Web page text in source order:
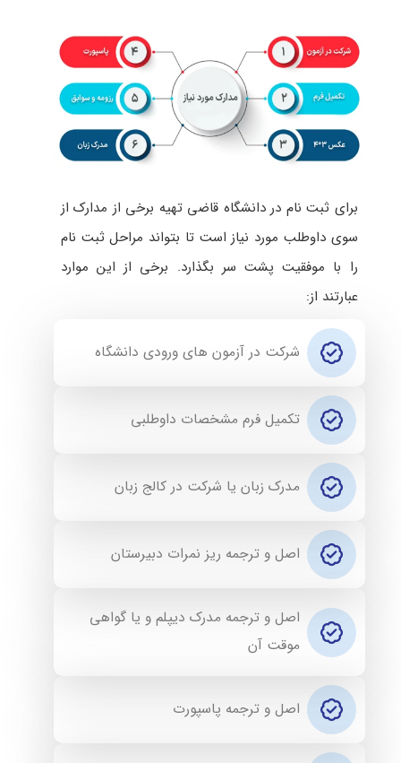
برای ثبت نام در دانشگاه قاضی تهیه برخی از مدارک از
سوی داوطلب مورد نیاز است تا بتواند مراحل ثبت نام
را با موفقیت پشت سر بگذارد. برخی از این موارد
عبارتند از:
شرکت در آزمون های ورودی دانشگاه
تکمیل فرم مشخصات داوطلبی
مدرک زبان یا شرکت در کالج زبان
اصل و ترجمه ریز نمرات دبیرستان
اصل و ترجمه مدرک دیپلم و یا گواهی
موقت آن
اصل و ترجمه پاسپورت